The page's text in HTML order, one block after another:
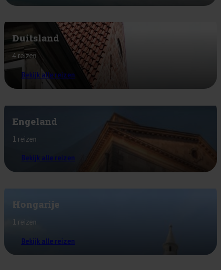
Duitsland
4 reizen
Bekijk alle reizen
Engeland
1 reizen
Bekijk alle reizen
Hongarije
1 reizen
Bekijk alle reizen